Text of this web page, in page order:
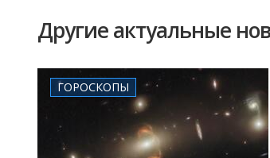
Другие актуальные
ГОРОСКОПЫ